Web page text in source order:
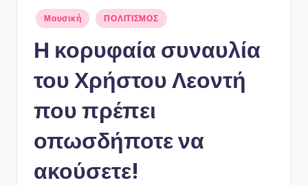
Αναρτήθηκε
σε
Μουσική ΠΟΛΙΤΙΣΜΟΣ
Η κορυφαία συναυλία
του Χρήστου Λεοντή
που πρέπει
οπωσδήποτε να
ακούσετε!